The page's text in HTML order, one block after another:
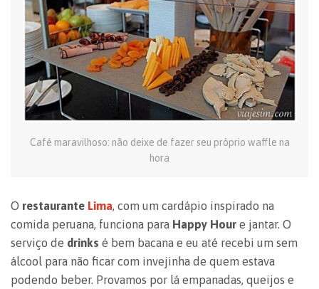
Café maravilhoso: não deixe de fazer seu próprio waffle na
hora
O restaurante Lima, com um cardápio inspirado na
comida peruana, funciona para Happy Hour e jantar. O
serviço de drinks é bem bacana e eu até recebi um sem
álcool para não ficar com invejinha de quem estava
podendo beber. Provamos por lá empanadas, queijos e